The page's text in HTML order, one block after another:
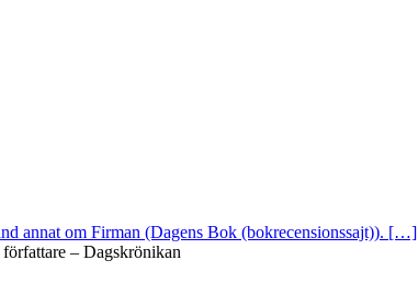
annat om Firman (Dagens Bok (bokrecensionssajt)). […]
– Dagskrönikan